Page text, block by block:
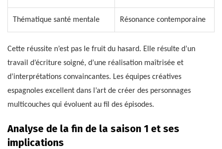
Thématique santé mentale Résonance contemporaine
Cette réussite n’est pas le fruit du hasard. Elle résulte d’un
travail d’écriture soigné, d’une réalisation maîtrisée et
d’interprétations convaincantes. Les équipes créatives
espagnoles excellent dans l’art de créer des personnages
multicouches qui évoluent au fil des épisodes.
Analyse de la fin de la saison 1 et ses
implications